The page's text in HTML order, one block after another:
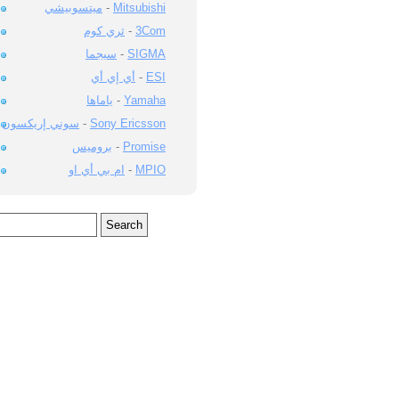
Mitsubishi
- ميتسوبيشي
3Com
- ثري كوم
SIGMA
- سيجما
ESI
- أي إي أي
Yamaha
- ياماها
Sony Ericsson
- سوني إريكسون
Promise
- بروميس
MPIO
- ام بي أي او